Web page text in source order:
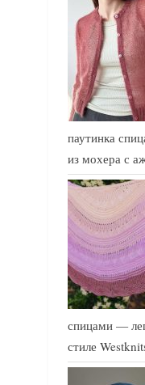
паутинка
из мохера с
спицами —
стиле